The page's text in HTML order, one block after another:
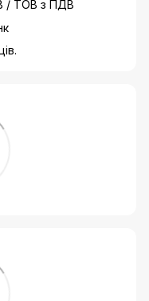
/ ТОВ з ПДВ